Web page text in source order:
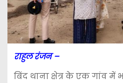
राहुल रंजन –
बिंद थाना क्षेत्र के एक गांव में